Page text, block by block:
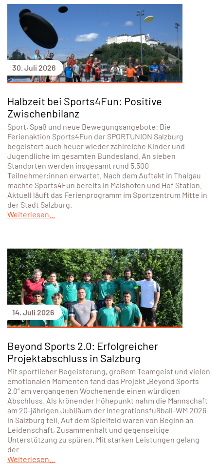
30. Juli 2026
Halbzeit bei Sports4Fun: Positive
Zwischenbilanz
Sport, Spaß und neue Bewegungsangebote: Die
Ferienaktion Sports4Fun der SPORTUNION Salzburg
begeistert auch heuer wieder zahlreiche Kinder und
Jugendliche im gesamten Bundesland. An sieben
Standorten werden insgesamt rund 5.500
Teilnehmer:innen erwartet. Nach dem Auftakt in Thalgau
machte Sports4Fun bereits in Maishofen und Hof Station.
Aktuell läuft das Ferienprogramm im Sportzentrum Mitte in
der Stadt Salzburg.
Weiterlesen...
14. Juli 2026
Beyond Sports 2.0: Erfolgreicher
Projektabschluss in Salzburg
Mit sportlicher Begeisterung, großem Teamgeist und vielen
emotionalen Momenten fand das Projekt „Beyond Sports
2.0“ am vergangenen Wochenende einen würdigen
Abschluss. Als krönender Höhepunkt nahm die Mannschaft
am 20-jährigen Jubiläum der Integrationsfußball-WM 2026
in Salzburg teil. Auf dem Spielfeld waren von Beginn an
Leidenschaft, Zusammenhalt und gegenseitige
Unterstützung zu spüren. Mit starken Leistungen gelang
der
Weiterlesen...